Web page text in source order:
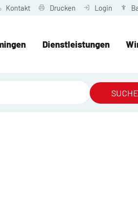
Kontakt Drucken Login
Dienstleistungen